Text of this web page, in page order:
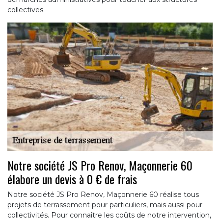
collectives.
Notre société JS Pro Renov, Maçonnerie 60
élabore un devis à 0 € de frais
Notre société JS Pro Renov, Maçonnerie 60 réalise tous
projets de terrassement pour particuliers, mais aussi pour
collectivités. Pour connaître les coûts de notre intervention,